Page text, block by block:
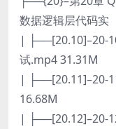
数据逻辑层代码实
| ├──[20.10]–20-
试.mp4 31.31M
| ├──[20.11]–20-
16.68M
| ├──[20.12]–20-